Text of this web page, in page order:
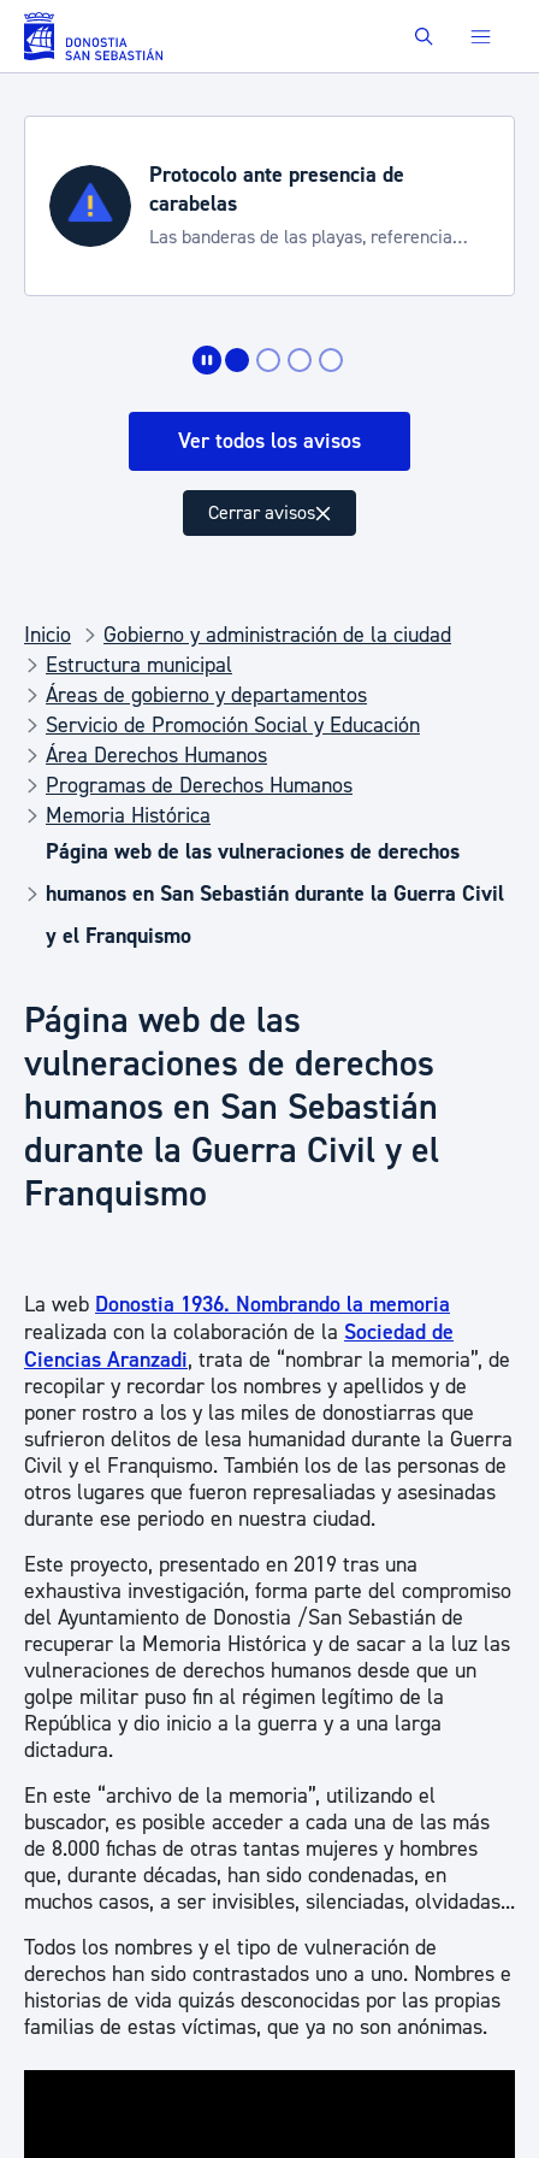
Saltar al contenido principal Buscar
Protocolo ante presencia de
carabelas
Las banderas de las playas, referencia
Ver todos los avisos
Cerrar avisos
Inicio
Gobierno y administración de la ciudad
Estructura municipal
Áreas de gobierno y departamentos
Servicio de Promoción Social y Educación
Área Derechos Humanos
Programas de Derechos Humanos
Memoria Histórica
Página web de las vulneraciones de derechos
humanos en San Sebastián durante la Guerra Civil
y el Franquismo
Página web de las
vulneraciones de derechos
humanos en San Sebastián
durante la Guerra Civil y el
Franquismo
La web Donostia 1936. Nombrando la memoria
realizada con la colaboración de la Sociedad de
Ciencias Aranzadi, trata de “nombrar la memoria”, de
recopilar y recordar los nombres y apellidos y de
poner rostro a los y las miles de donostiarras que
sufrieron delitos de lesa humanidad durante la Guerra
Civil y el Franquismo. También los de las personas de
otros lugares que fueron represaliadas y asesinadas
durante ese periodo en nuestra ciudad.
Este proyecto, presentado en 2019 tras una
exhaustiva investigación, forma parte del compromiso
del Ayuntamiento de Donostia /San Sebastián de
recuperar la Memoria Histórica y de sacar a la luz las
vulneraciones de derechos humanos desde que un
golpe militar puso fin al régimen legítimo de la
República y dio inicio a la guerra y a una larga
dictadura.
En este “archivo de la memoria”, utilizando el
buscador, es posible acceder a cada una de las más
de 8.000 fichas de otras tantas mujeres y hombres
que, durante décadas, han sido condenadas, en
muchos casos, a ser invisibles, silenciadas, olvidadas...
Todos los nombres y el tipo de vulneración de
derechos han sido contrastados uno a uno. Nombres e
historias de vida quizás desconocidas por las propias
familias de estas víctimas, que ya no son anónimas.